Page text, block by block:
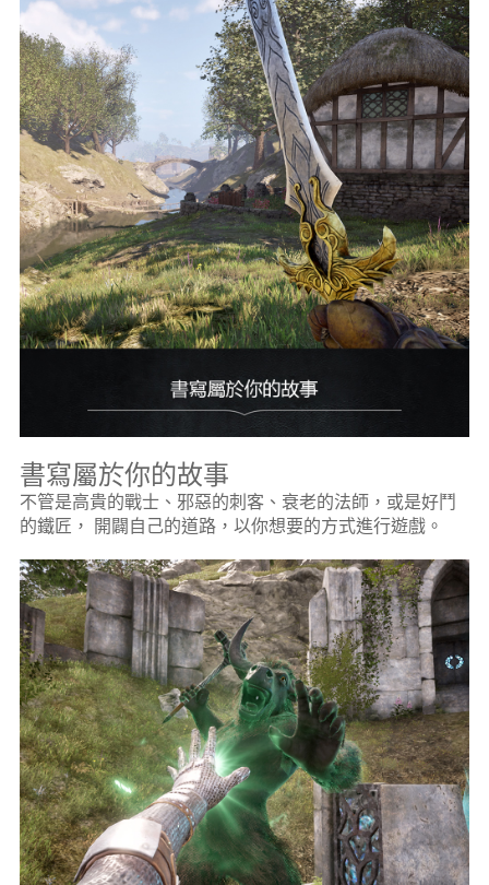
書寫屬於你的故事
不管是高貴的戰士、邪惡的刺客、衰老的法師，或是好鬥
的鐵匠， 開闢自己的道路，以你想要的方式進行遊戲。